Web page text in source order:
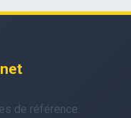
de référence.